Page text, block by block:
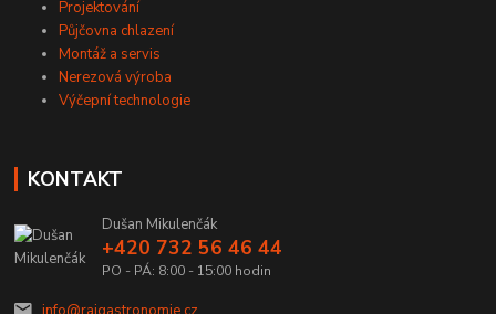
Projektování
Půjčovna chlazení
Montáž a servis
Nerezová výroba
Výčepní technologie
KONTAKT
Dušan Mikulenčák
+420 732 56 46 44
PO - PÁ: 8:00 - 15:00 hodin